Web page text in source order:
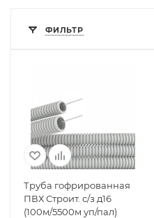
ФИЛЬТР
Труба гофрированная
ПВХ Строит. с/з д16
(100м/5500м уп/пал)